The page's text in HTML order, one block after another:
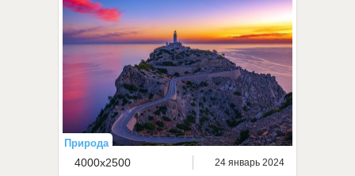
Природа
4000x2500 24 январь 2024